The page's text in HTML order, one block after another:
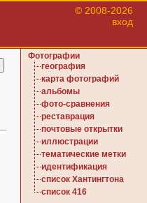
© 2008-2026
вход
Фотографии
география
карта фотографий
альбомы
фото-сравнения
реставрация
почтовые открытки
иллюстрации
тематические метки
идентификация
список Хантингтона
список 416